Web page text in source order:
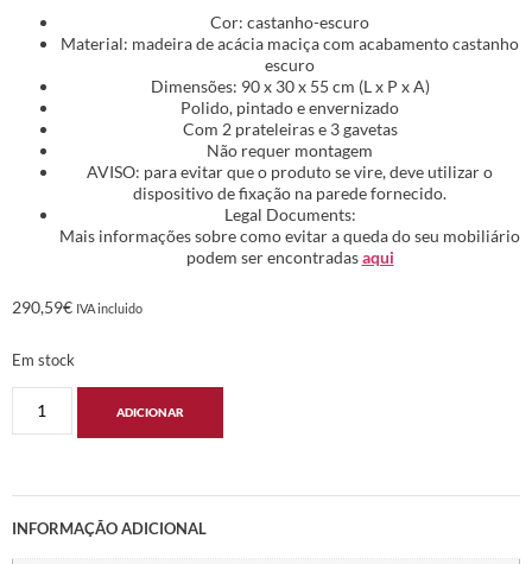
Cor: castanho-escuro
Material: madeira de acácia maciça com acabamento castanho
escuro
Dimensões: 90 x 30 x 55 cm (L x P x A)
Polido, pintado e envernizado
Com 2 prateleiras e 3 gavetas
Não requer montagem
AVISO: para evitar que o produto se vire, deve utilizar o
dispositivo de fixação na parede fornecido.
Legal Documents:
Mais informações sobre como evitar a queda do seu mobiliário
podem ser encontradasaqui
290,59€ IVA incluido
Em stock
ADICIONAR
INFORMAÇÃO ADICIONAL